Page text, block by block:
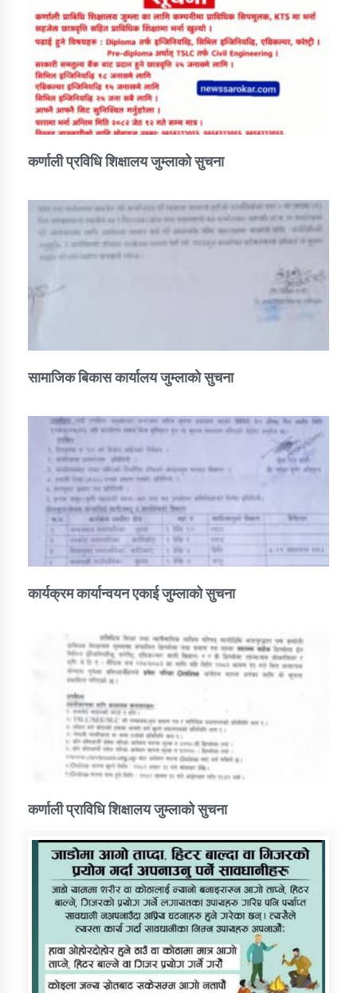
कर्णाली प्रविधि शिक्षालय जुम्लाको सुचना
सामाजिक बिकास कार्यालय जुम्लाकाे सुचना
कार्यक्रम कार्यान्वयन एकाई जुम्लाको सुचना
कर्णाली प्राविधि शिक्षालय जुम्लाको सुचना